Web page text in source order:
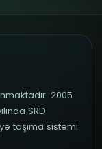
2005
SRD
taşıma sistemi